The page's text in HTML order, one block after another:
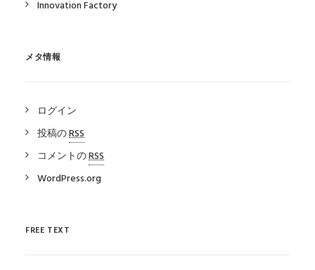
Innovation Factory
メタ情報
ログイン
投稿のRSS
コメントのRSS
WordPress.org
FREE TEXT